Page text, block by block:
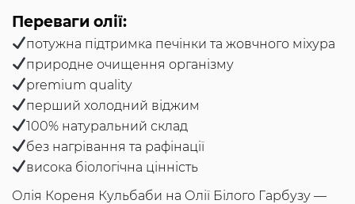
Переваги олії:
потужна підтримка печінки та жовчного міхура
природне очищення організму
premium quality
перший холодний віджим
100% натуральний склад
без нагрівання та рафінації
висока біологічна цінність
Олія Кореня Кульбаби на Олії Білого Гарбузу —